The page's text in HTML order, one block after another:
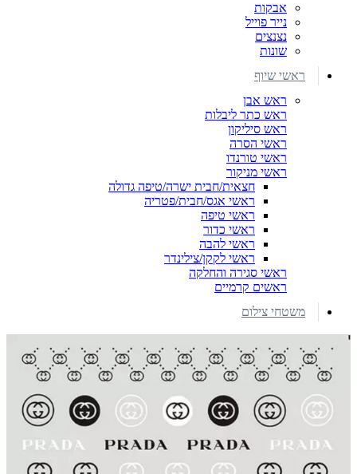
אבקות
נייר פוייל
נצנצים
שונות
ראשי שיוף
ראש אבן
ראש כתר ליבלות
ראש סיליקון
ראשי הסרה
ראשי טורנדו
ראשי מניקור
חצאית/חבית ישרה/טיפה גדולה
ראשי אגס/חבית/פטריה
ראשי טיפה
ראשי כדור
ראשי להבה
ראשי לקקן/צילינדר
ראשי סגירה והחלקה
ראשים קרמיים
משטחי צילום